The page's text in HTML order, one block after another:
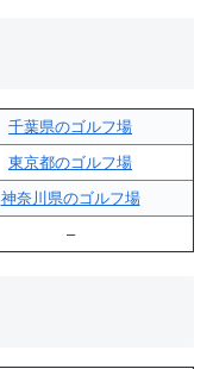
千葉県のゴルフ場
東京都のゴルフ場
神奈川県のゴルフ場
–